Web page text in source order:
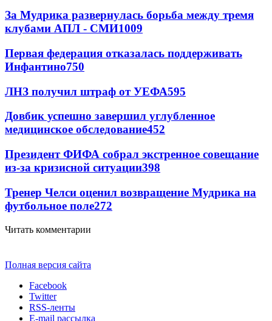
За Мудрика развернулась борьба между тремя
клубами АПЛ - СМИ1009
Первая федерация отказалась поддерживать
Инфантино750
ЛНЗ получил штраф от УЕФА595
Довбик успешно завершил углубленное
медицинское обследование452
Президент ФИФА собрал экстренное совещание
из-за кризисной ситуации398
Тренер Челси оценил возвращение Мудрика на
футбольное поле272
Читать комментарии
Полная версия сайта
Facebook
Twitter
RSS-ленты
E-mail рассылка